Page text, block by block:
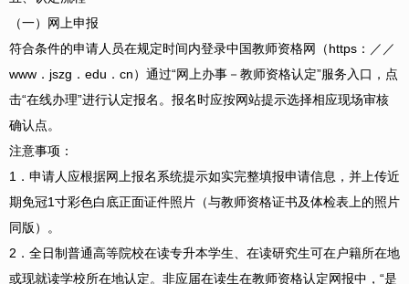
（一）网上申报
符合条件的申请人员在规定时间内登录中国教师资格网（https：／／
www．jszg．edu．cn）通过“网上办事－教师资格认定”服务入口，点
击“在线办理”进行认定报名。报名时应按网站提示选择相应现场审核
确认点。
注意事项：
1．申请人应根据网上报名系统提示如实完整填报申请信息，并上传近
期免冠1寸彩色白底正面证件照片（与教师资格证书及体检表上的照片
同版）。
2．全日制普通高等院校在读专升本学生、在读研究生可在户籍所在地
或现就读学校所在地认定。非应届在读生在教师资格认定网报中，“是